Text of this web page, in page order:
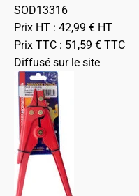
SOD13316
Prix HT : 42,99 € HT
Prix TTC : 51,59 € TTC
Diffusé sur le site